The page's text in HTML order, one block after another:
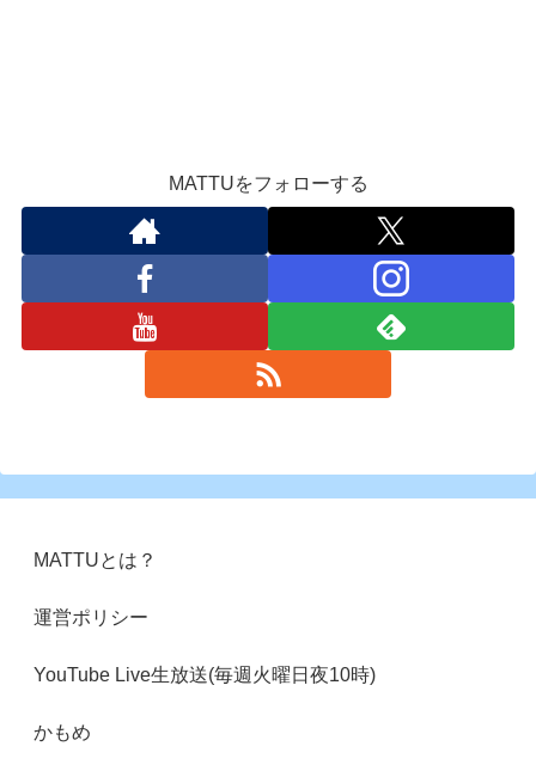
MATTUをフォローする
MATTUとは？
運営ポリシー
YouTube Live生放送(毎週火曜日夜10時)
かもめ